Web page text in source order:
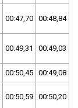
00:47,70 00:48,84
00:49,31 00:49,03
00:50,45 00:49,08
00:50,59 00:50,20